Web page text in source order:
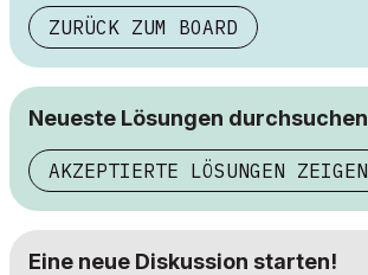
ZURÜCK ZUM BOARD
Neueste Lösungen durchsuchen
AKZEPTIERTE LÖSUNGEN ZEIGEN
Eine neue Diskussion starten!